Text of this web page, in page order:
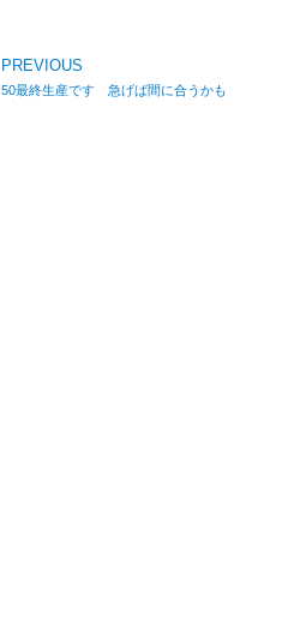
PREVIOUS
50最終生産です 急げば間に合うかも